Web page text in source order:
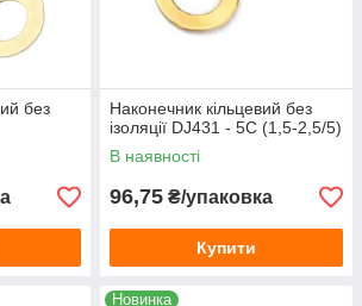
без
Наконечник кільцевий без
ізоляції DJ431 - 5С (1,5-2,5/5)
В наявності
96,75 ₴/упаковка
Купити
Новинка